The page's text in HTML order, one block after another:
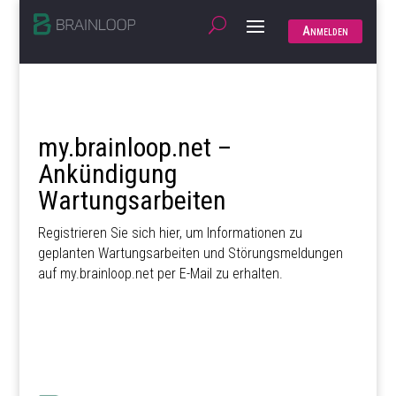
Anmelden
my.brainloop.net –
Ankündigung
Wartungsarbeiten
Registrieren Sie sich hier, um Informationen zu
geplanten Wartungsarbeiten und Störungsmeldungen
auf my.brainloop.net per E-Mail zu erhalten.